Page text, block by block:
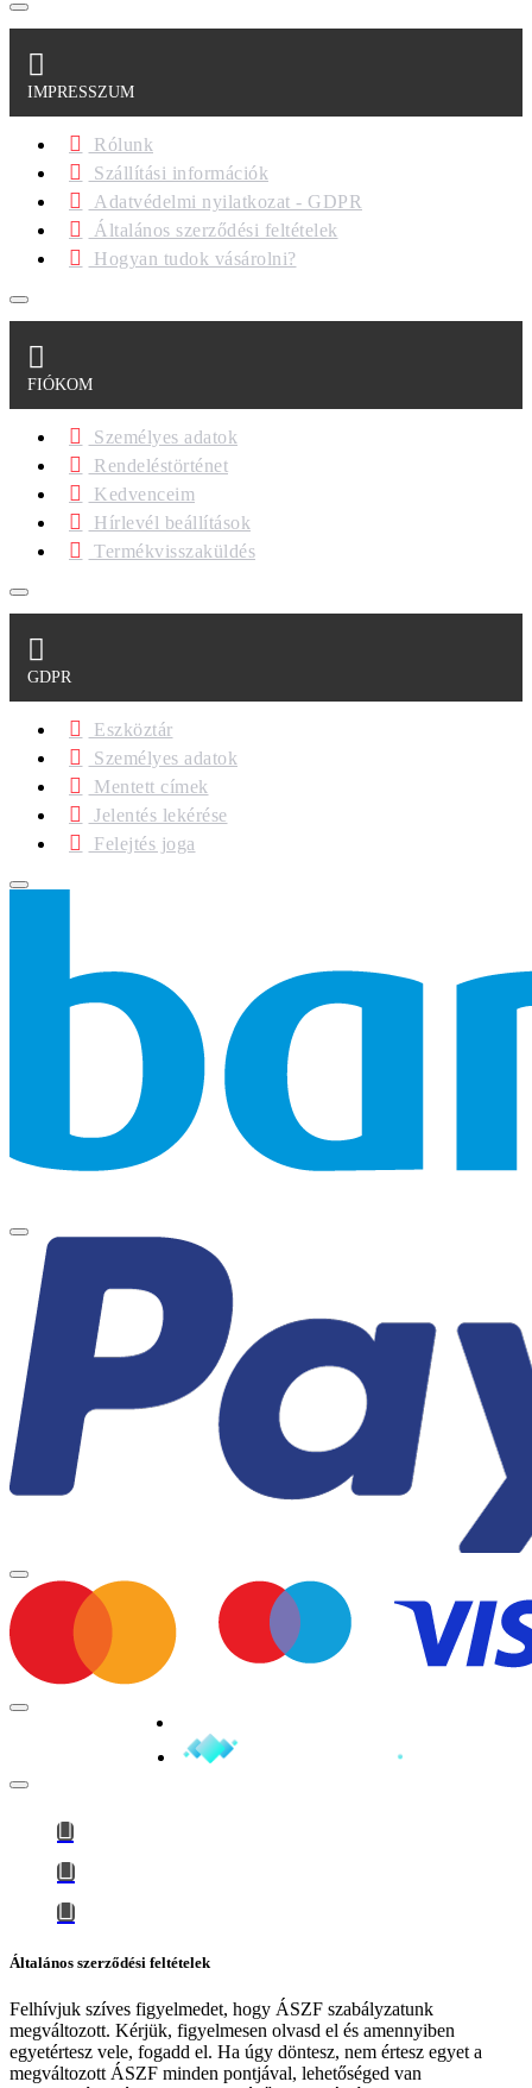
IMPRESSZUM
Rólunk
Szállítási információk
Adatvédelmi nyilatkozat - GDPR
Általános szerződési feltételek
Hogyan tudok vásárolni?
FIÓKOM
Személyes adatok
Rendeléstörténet
Kedvenceim
Hírlevél beállítások
Termékvisszaküldés
GDPR
Eszköztár
Személyes adatok
Mentett címek
Jelentés lekérése
Felejtés joga
Általános szerződési feltételek
Felhívjuk szíves figyelmedet, hogy ÁSZF szabályzatunk
megváltozott. Kérjük, figyelmesen olvasd el és amennyiben
egyetértesz vele, fogadd el. Ha úgy döntesz, nem értesz egyet a
megváltozott ÁSZF minden pontjával, lehetőséged van